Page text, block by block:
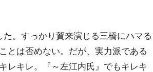
。すっかり賀来演じる三橋にハマる
とは否めない。だが、実力派である
レキレ。『～左江内氏』でもキレキ